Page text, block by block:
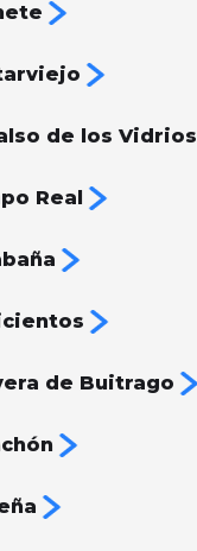
de los Vidrios
Real
de Buitrago